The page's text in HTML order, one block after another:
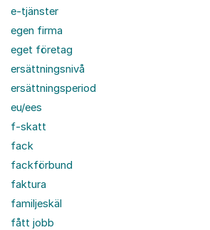
e-tjänster
egen firma
eget företag
ersättningsnivå
ersättningsperiod
eu/ees
f-skatt
fack
fackförbund
faktura
familjeskäl
fått jobb